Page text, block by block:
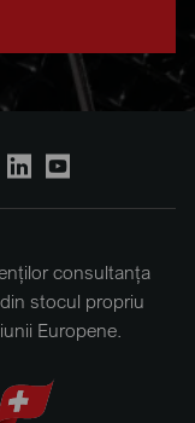
consultanța
stocul propriu
Europene.